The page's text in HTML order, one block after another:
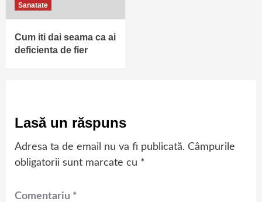
Sanatate
Cum iti dai seama ca ai
deficienta de fier
Lasă un răspuns
Adresa ta de email nu va fi publicată. Câmpurile
obligatorii sunt marcate cu *
Comentariu *